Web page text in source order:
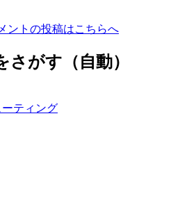
ントの投稿はこちらへ
がす（自動）
ティング